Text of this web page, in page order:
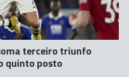
terceiro triunfo
quinto posto